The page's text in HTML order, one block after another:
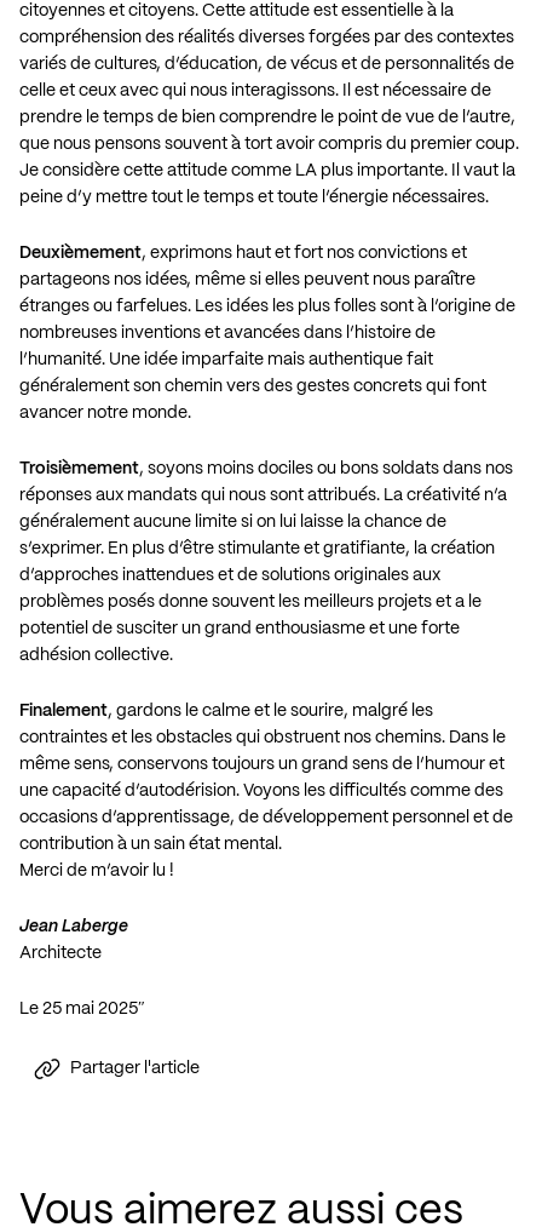
citoyennes et citoyens. Cette attitude est essentielle à la
compréhension des réalités diverses forgées par des contextes
variés de cultures, d’éducation, de vécus et de personnalités de
celle et ceux avec qui nous interagissons. Il est nécessaire de
prendre le temps de bien comprendre le point de vue de l’autre,
que nous pensons souvent à tort avoir compris du premier coup.
Je considère cette attitude comme LA plus importante. Il vaut la
peine d’y mettre tout le temps et toute l’énergie nécessaires.
Deuxièmement, exprimons haut et fort nos convictions et
partageons nos idées, même si elles peuvent nous paraître
étranges ou farfelues. Les idées les plus folles sont à l’origine de
nombreuses inventions et avancées dans l’histoire de
l’humanité. Une idée imparfaite mais authentique fait
généralement son chemin vers des gestes concrets qui font
avancer notre monde.
Troisièmement, soyons moins dociles ou bons soldats dans nos
réponses aux mandats qui nous sont attribués. La créativité n’a
généralement aucune limite si on lui laisse la chance de
s’exprimer. En plus d’être stimulante et gratifiante, la création
d’approches inattendues et de solutions originales aux
problèmes posés donne souvent les meilleurs projets et a le
potentiel de susciter un grand enthousiasme et une forte
adhésion collective.
Finalement, gardons le calme et le sourire, malgré les
contraintes et les obstacles qui obstruent nos chemins. Dans le
même sens, conservons toujours un grand sens de l’humour et
une capacité d’autodérision. Voyons les difficultés comme des
occasions d’apprentissage, de développement personnel et de
contribution à un sain état mental.
Merci de m’avoir lu !
Jean Laberge
Architecte
Le 25 mai 2025″
Partager l'article
Vous aimerez aussi ces